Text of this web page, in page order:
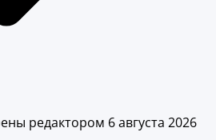
редактором 6 августа 2026